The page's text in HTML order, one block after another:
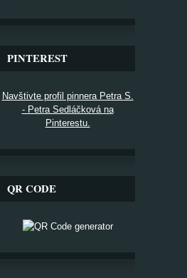
PINTEREST
Navštivte profil pinnera Petra S.
- Petra Sedláčková na
Pinterestu.
QR CODE